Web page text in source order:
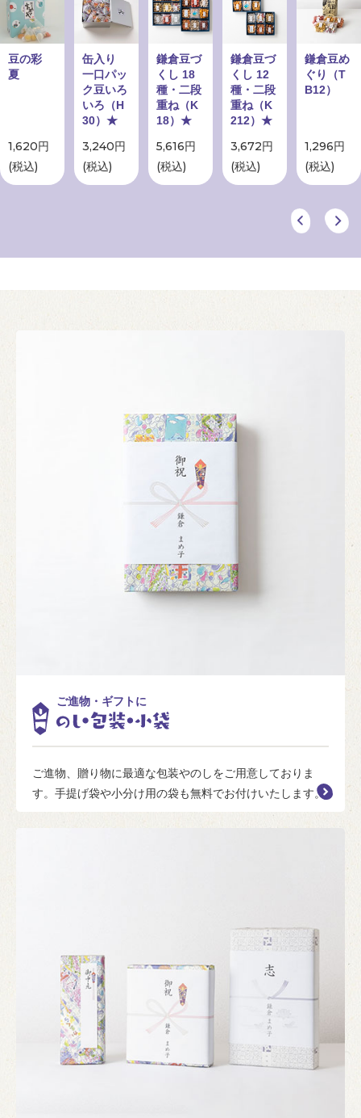
豆の彩
夏
1,620円
(税込)
缶入り
一口パッ
ク豆いろ
いろ（H
30）★
3,240円
(税込)
鎌倉豆づ
くし 18
種・二段
重ね（K
18）★
5,616円
(税込)
鎌倉豆づ
くし 12
種・二段
重ね（K
212）★
3,672円
(税込)
鎌倉豆め
ぐり（T
B12）
1,296円
(税込)
ご進物・ギフトに
ご進物、贈り物に最適な包装やのしをご用意しておりま
す。手提げ袋や小分け用の袋も無料でお付けいたします。